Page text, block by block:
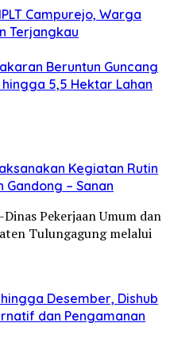
Campurejo, Warga
Terjangkau
Beruntun Guncang
5,5 Hektar Lahan
Kegiatan Rutin
Gandong – Sanan
Pekerjaan Umum dan
Tulungagung melalui
Desember, Dishub
dan Pengamanan